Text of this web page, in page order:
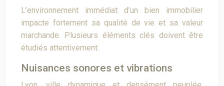
L’environnement immédiat d’un bien immobilier
impacte fortement sa qualité de vie et sa valeur
marchande. Plusieurs éléments clés doivent être
étudiés attentivement.
Nuisances sonores et vibrations